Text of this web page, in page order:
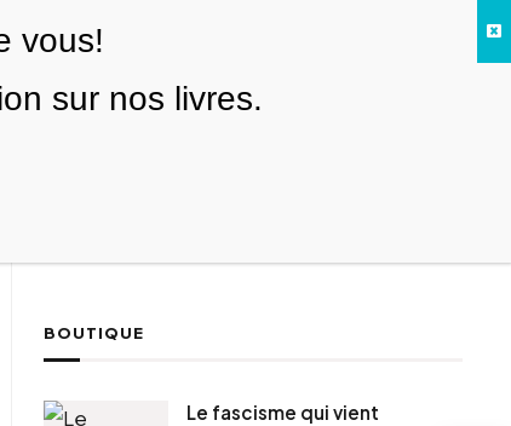
BOUTIQUE
Le fascisme qui vient
vous!
sur nos livres.